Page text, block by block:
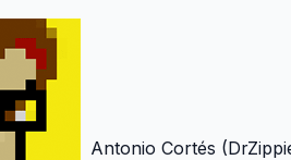
Antonio Cortés